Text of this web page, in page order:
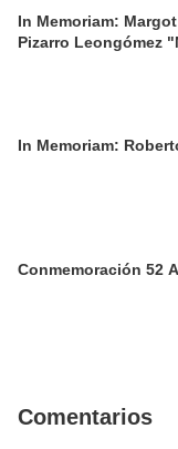
In Memoriam:
Pizarro Leongómez
In Memoriam:
Conmemoración 52
Comentarios